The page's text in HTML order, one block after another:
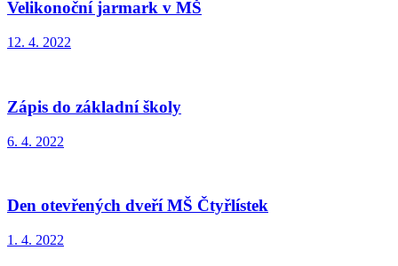
Velikonoční jarmark v MŠ
12. 4. 2022
Zápis do základní školy
6. 4. 2022
Den otevřených dveří MŠ Čtyřlístek
1. 4. 2022